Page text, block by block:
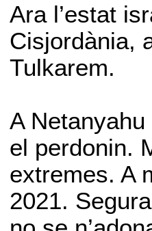
Ara l’estat
Cisjordània,
Tulkarem.
A
el perdonin.
extremes. A
2021.